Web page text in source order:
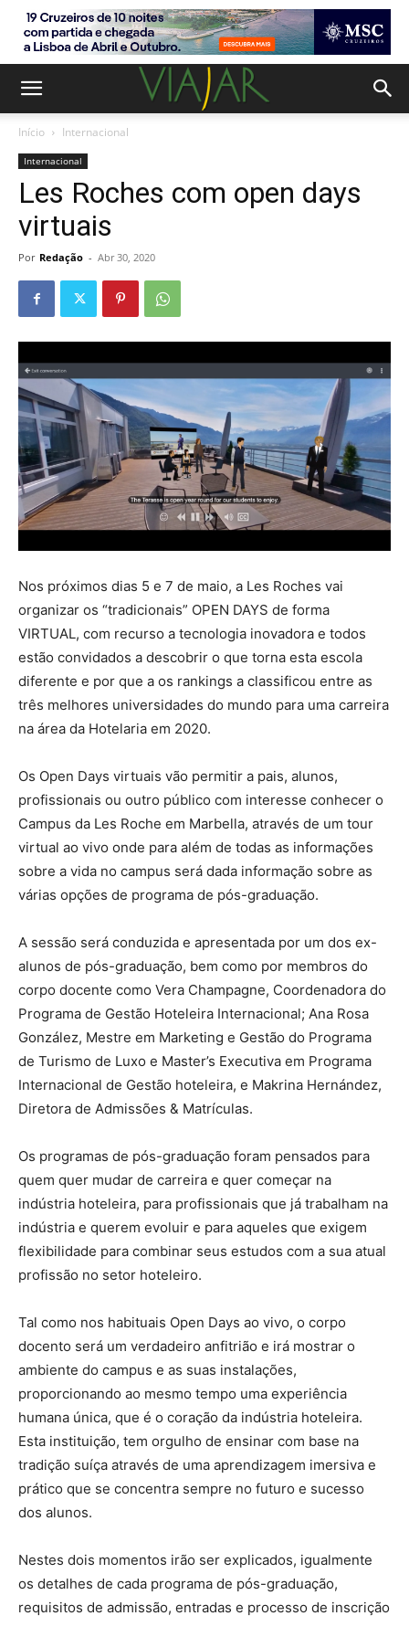
Início Internacional
Internacional
Les Roches com open days
virtuais
Por Redação - Abr 30, 2020
Nos próximos dias 5 e 7 de maio, a Les Roches vai
organizar os “tradicionais” OPEN DAYS de forma
VIRTUAL, com recurso a tecnologia inovadora e todos
estão convidados a descobrir o que torna esta escola
diferente e por que a os rankings a classificou entre as
três melhores universidades do mundo para uma carreira
na área da Hotelaria em 2020.
Os Open Days virtuais vão permitir a pais, alunos,
profissionais ou outro público com interesse conhecer o
Campus da Les Roche em Marbella, através de um tour
virtual ao vivo onde para além de todas as informações
sobre a vida no campus será dada informação sobre as
várias opções de programa de pós-graduação.
A sessão será conduzida e apresentada por um dos ex-
alunos de pós-graduação, bem como por membros do
corpo docente como Vera Champagne, Coordenadora do
Programa de Gestão Hoteleira Internacional; Ana Rosa
González, Mestre em Marketing e Gestão do Programa
de Turismo de Luxo e Master’s Executiva em Programa
Internacional de Gestão hoteleira, e Makrina Hernández,
Diretora de Admissões & Matrículas.
Os programas de pós-graduação foram pensados para
quem quer mudar de carreira e quer começar na
indústria hoteleira, para profissionais que já trabalham na
indústria e querem evoluir e para aqueles que exigem
flexibilidade para combinar seus estudos com a sua atual
profissão no setor hoteleiro.
Tal como nos habituais Open Days ao vivo, o corpo
docento será um verdadeiro anfitrião e irá mostrar o
ambiente do campus e as suas instalações,
proporcionando ao mesmo tempo uma experiência
humana única, que é o coração da indústria hoteleira.
Esta instituição, tem orgulho de ensinar com base na
tradição suíça através de uma aprendizagem imersiva e
prático que se concentra sempre no futuro e sucesso
dos alunos.
Nestes dois momentos irão ser explicados, igualmente
os detalhes de cada programa de pós-graduação,
requisitos de admissão, entradas e processo de inscrição